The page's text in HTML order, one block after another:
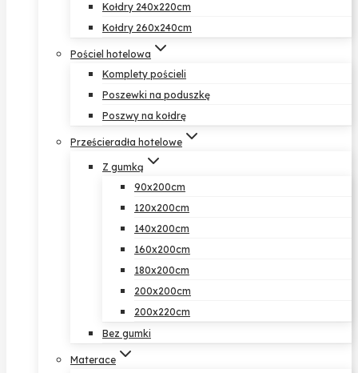
Kołdry 240x220cm
Kołdry 260x240cm
Pościel hotelowa
Komplety pościeli
Poszewki na poduszkę
Poszwy na kołdrę
Prześcieradła hotelowe
Z gumką
90x200cm
120x200cm
140x200cm
160x200cm
180x200cm
200x200cm
200x220cm
Bez gumki
Materace